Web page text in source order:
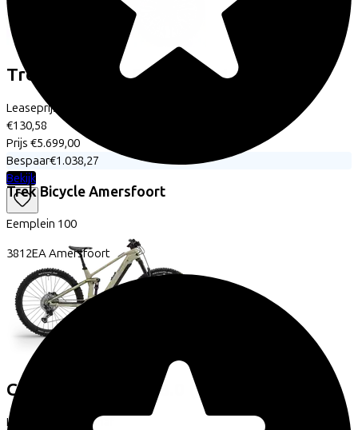
Trek Bicycle Amersfoort
Eemplein 100
3812EAAmersfoort
Trek Powerfly FS+ 6 Gen 4(2026)
Leaseprijs p/m vanaf
€130,58
Prijs €5.699,00
Bespaar€1.038,27
Bekijk
Conway Xyron ST 8.0 (2026)
Leaseprijs p/m vanaf